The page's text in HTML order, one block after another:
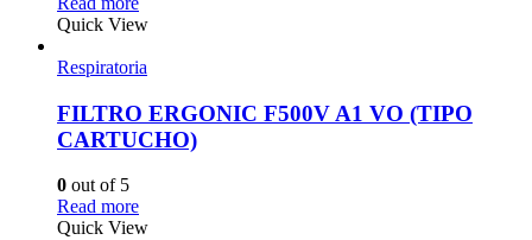
Quick View
Respiratoria
FILTRO ERGONIC F500V A1 VO (TIPO
CARTUCHO)
0 out of 5
Read more
Quick View